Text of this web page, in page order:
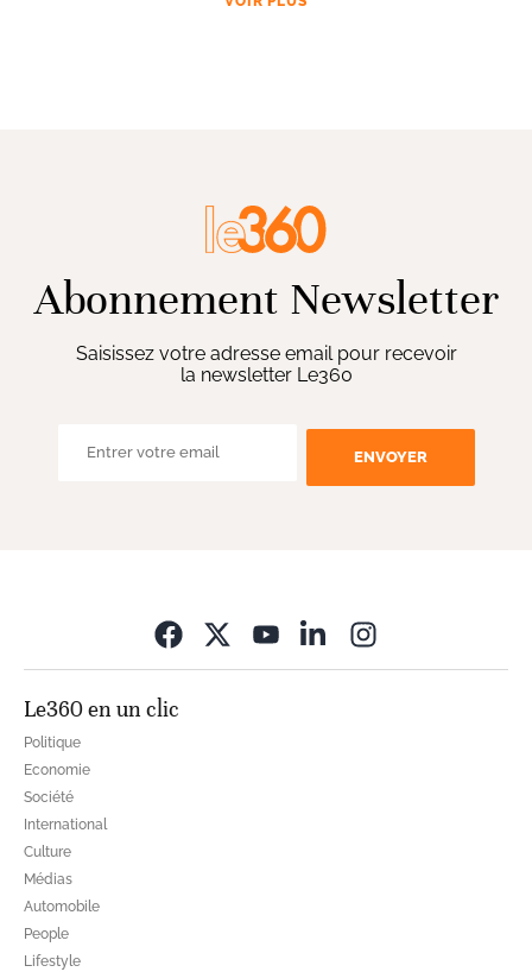
Abonnement Newsletter
Saisissez votre adresse email pour recevoir
la newsletter Le360
ENVOYER
Le360 en un clic
Politique
Economie
Société
International
Culture
Médias
Automobile
People
Lifestyle